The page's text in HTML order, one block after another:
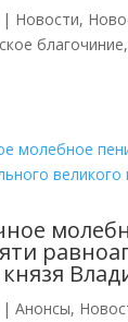
| Новости,
благочиние,
| Анонсы,